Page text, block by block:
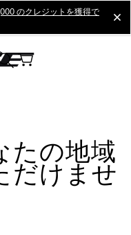
のクレジットを獲得で
たの地域
だけませ